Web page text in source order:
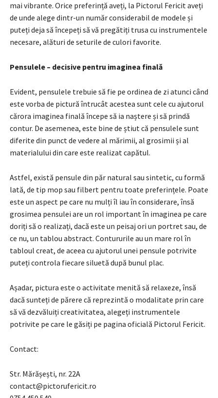
mai vibrante. Orice preferință aveți, la Pictorul Fericit aveți
de unde alege dintr-un număr considerabil de modele și
puteți deja să începeți să vă pregătiți trusa cu instrumentele
necesare, alături de seturile de culori favorite.
Pensulele – decisive pentru imaginea finală
Evident, pensulele trebuie să fie pe ordinea de zi atunci când
este vorba de pictură întrucât acestea sunt cele cu ajutorul
cărora imaginea finală începe să ia naștere și să prindă
contur. De asemenea, este bine de știut că pensulele sunt
diferite din punct de vedere al mărimii, al grosimii și al
materialului din care este realizat capătul.
Astfel, există pensule din păr natural sau sintetic, cu formă
lată, de tip mop sau filbert pentru toate preferințele. Poate
este un aspect pe care nu mulți îl iau în considerare, însă
grosimea pensulei are un rol important în imaginea pe care
doriți să o realizați, dacă este un peisaj ori un portret sau, de
ce nu, un tablou abstract. Contururile au un mare rol în
tabloul creat, de aceea cu ajutorul unei pensule potrivite
puteți controla fiecare siluetă după bunul plac.
Așadar, pictura este o activitate menită să relaxeze, însă
dacă sunteți de părere că reprezintă o modalitate prin care
să vă dezvăluiți creativitatea, alegeți instrumentele
potrivite pe care le găsiți pe pagina oficială Pictorul Fericit.
Contact:
Str. Mărășești, nr. 22A
contact@pictorufericit.ro